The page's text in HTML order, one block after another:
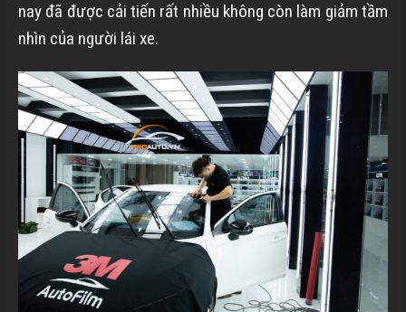
nay đã được cải tiến rất nhiều không còn làm giảm tầm
nhìn của người lái xe.